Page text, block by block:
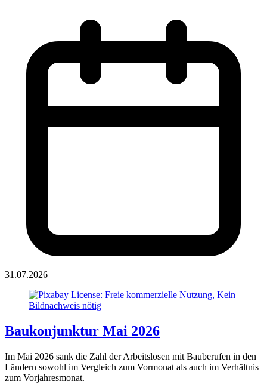
31.07.2026
Baukonjunktur Mai 2026
Im Mai 2026 sank die Zahl der Arbeitslosen mit Bauberufen in den
Ländern sowohl im Vergleich zum Vormonat als auch im Verhältnis
zum Vorjahresmonat.